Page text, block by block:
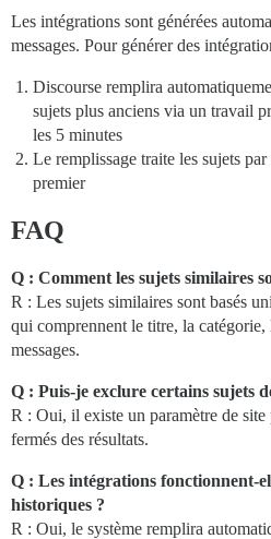
Les intégrations sont générées
messages. Pour générer des
Discourse remplira
sujets plus anciens via un travail
les 5 minutes
Le remplissage traite les sujets
premier
FAQ
Q : Comment les sujets similaires
R : Les sujets similaires sont basés
qui comprennent le titre, la catégorie,
messages.
Q : Puis-je exclure certains sujets
R : Oui, il existe un paramètre de
fermés des résultats.
Q : Les intégrations fonctionnent-
historiques ?
R : Oui, le système remplira